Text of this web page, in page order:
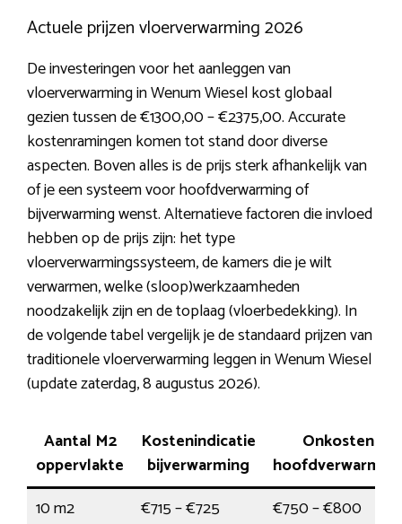
Actuele prijzen vloerverwarming 2026
De investeringen voor het aanleggen van
vloerverwarming in Wenum Wiesel kost globaal
gezien tussen de €1300,00 – €2375,00. Accurate
kostenramingen komen tot stand door diverse
aspecten. Boven alles is de prijs sterk afhankelijk van
of je een systeem voor hoofdverwarming of
bijverwarming wenst. Alternatieve factoren die invloed
hebben op de prijs zijn: het type
vloerverwarmingssysteem, de kamers die je wilt
verwarmen, welke (sloop)werkzaamheden
noodzakelijk zijn en de toplaag (vloerbedekking). In
de volgende tabel vergelijk je de standaard prijzen van
traditionele vloerverwarming leggen in Wenum Wiesel
(update zaterdag, 8 augustus 2026).
Aantal M2
oppervlakte
Kostenindicatie
bijverwarming
Onkosten
10 m2
€715 – €725
€750 – €800